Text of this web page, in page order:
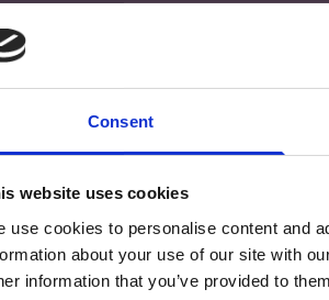
Consent
website uses cookies
use cookies to personalise content and
about your use of our site with
information that you’ve provided to
de l’Enfance et de la Jeunesse